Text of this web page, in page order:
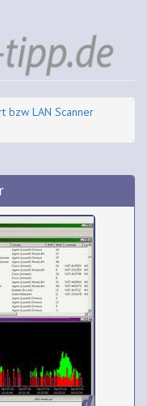
bzw LAN Scanner